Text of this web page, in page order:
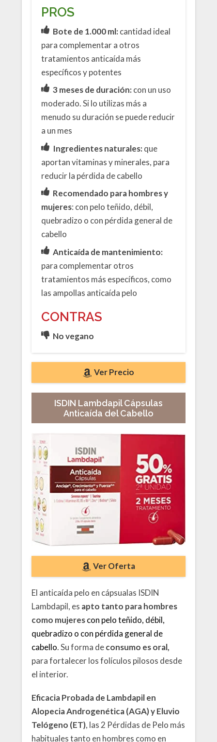
PROS
Bote de 1.000 ml:cantidad ideal
para complementar a otros
tratamientos anticaída más
específicos y potentes
3 meses de duración:con un uso
moderado. Si lo utilizas más a
menudo su duración se puede reducir
a un mes
Ingredientes naturales:que
aportan vitaminas y minerales, para
reducir la pérdida de cabello
Recomendado para hombres y
mujeres: con pelo teñido, débil,
quebradizo o con pérdida general de
cabello
Anticaída de mantenimiento:
para complementar otros
tratamientos más específicos, como
las ampollas anticaída pelo
CONTRAS
No vegano
Ver Precio
ISDIN Lambdapil Cápsulas
Anticaída del Cabello
Ver Oferta
El anticaída pelo en cápsualas ISDIN
Lambdapil, es apto tanto para hombres
como mujerescon pelo teñido, débil,
quebradizo o con pérdida general de
cabello. Su forma deconsumo es oral,
para fortalecer los folículos pilosos desde
el interior.
Eficacia Probada de Lambdapil en
Alopecia Androgenética (AGA) y Eluvio
Telógeno (ET), las 2 Pérdidas de Pelo más
habituales tanto en hombres como en